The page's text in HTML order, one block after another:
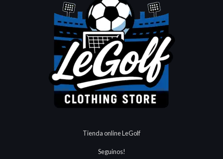
Tienda online LeGolf
Seguinos!